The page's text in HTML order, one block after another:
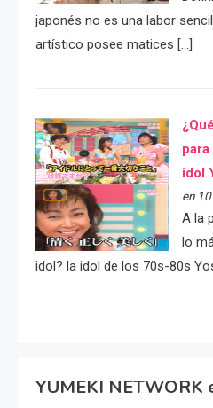
japonés no es una labor
artístico posee matices […]
idol
en
A la
lo
idol? la idol de los 70s-80s
YUMEKI NETWORK